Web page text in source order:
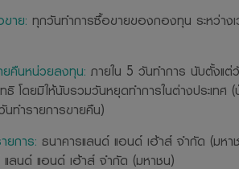
าย: ทุกวันทำการซื้อขายของกองทุน ระหว่าง
ยคืนหน่วยลงทุน: ภายใน 5 วันทำการ นับตั้งแ
โดยมิให้นับรวมวันหยุดทำการในต่างประเทศ
ทำรายการขายคืน)
ยการ: ธนาคารแลนด์ แอนด์ เฮ้าส์ จำกัด (มหา
ลนด์ แอนด์ เฮ้าส์ จำกัด (มหาชน)